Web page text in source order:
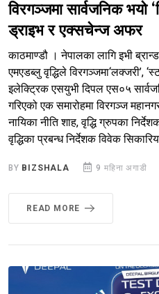
विरगञ्जमा सार्वजनिक
ड्राइभ र एक्सचेन्ज अफर
काठमाण्डौ । नेपालका लागि इभी
एमएडब्लु वृद्धिले विरगञ्जमा‘लक्जरी’,
इलेक्ट्रिक एसयुभी दिपल एस०५
गरिएको एक समारोहमा विरगञ्ज
नायिका नीति शाह, वृद्धि ग्रुपका
वृद्धिका प्रबन्ध निर्देशक विवेक
BY BIZSHALA 9 महिना अगाडी
READ MORE